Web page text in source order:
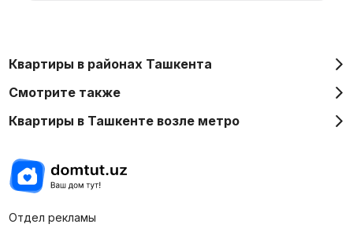
Квартиры в районах Ташкента
Смотрите также
Квартиры в Ташкенте возле метро
Отдел рекламы